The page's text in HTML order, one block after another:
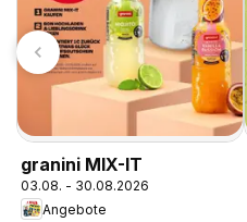
granini MIX-IT
03.08. - 30.08.2026
Angebote